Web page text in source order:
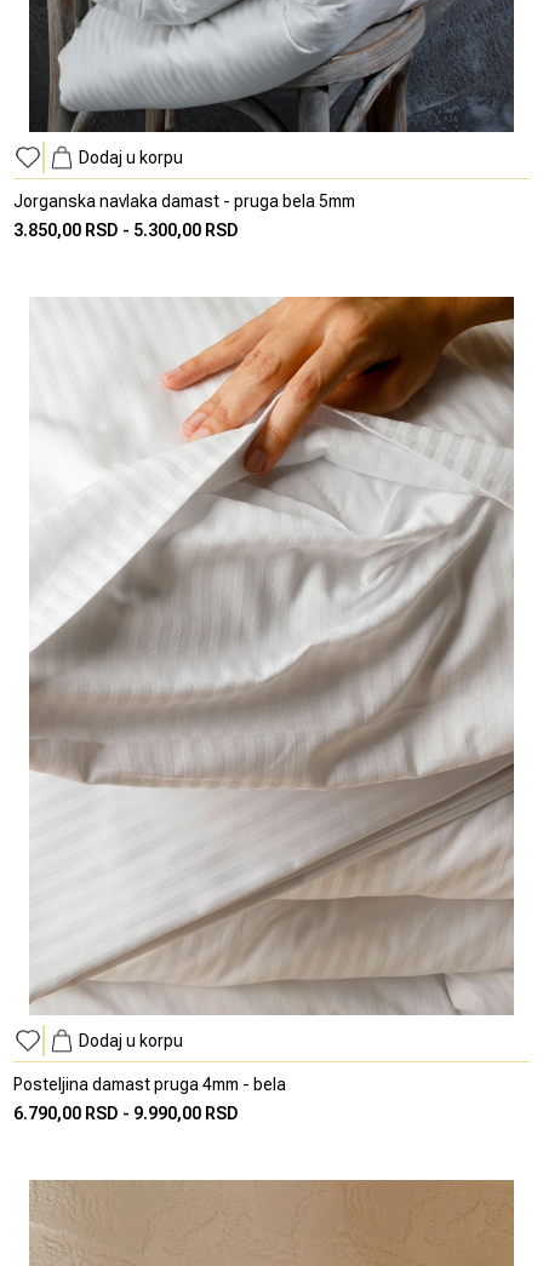
Dodaj u korpu
Jorganska navlaka damast - pruga bela 5mm
3.850,00 RSD - 5.300,00 RSD
Dodaj u korpu
Posteljina damast pruga 4mm - bela
6.790,00 RSD - 9.990,00 RSD